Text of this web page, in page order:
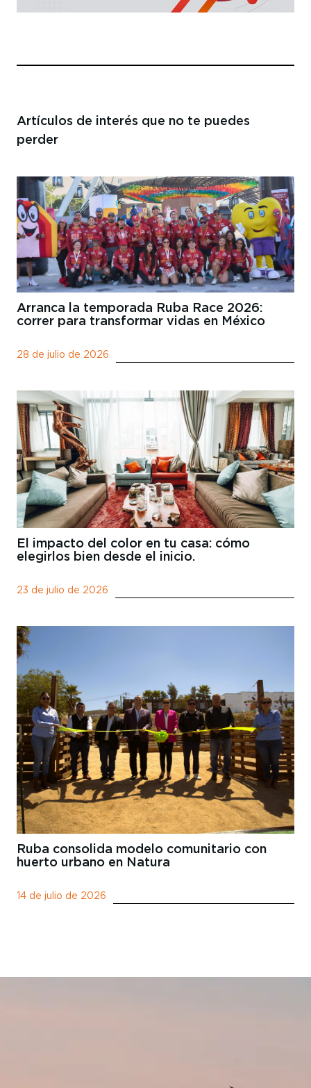
Artículos de interés que no te puedes
perder
Arranca la temporada Ruba Race 2026:
correr para transformar vidas en México
28 de julio de 2026
El impacto del color en tu casa: cómo
elegirlos bien desde el inicio.
23 de julio de 2026
Ruba consolida modelo comunitario con
huerto urbano en Natura
14 de julio de 2026